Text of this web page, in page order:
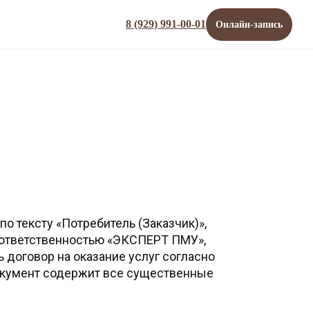
8 (929) 991-00-01 Онлайн-запись
«Потребитель (Заказчик)»,
«ЭКСПЕРТ ПМУ»,
на оказание услуг согласно
содержит все существенные